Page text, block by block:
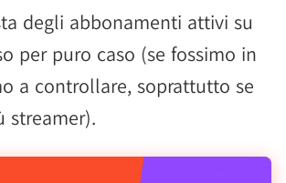
degli abbonamenti attivi su
per puro caso (se fossimo in
a controllare, soprattutto se
streamer).